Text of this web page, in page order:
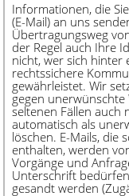
Informationen, die
(E-Mail) an uns
Übertragungsweg
der Regel auch Ihre
nicht, wer sich hinter
rechtssichere
gewährleistet. Wir
gegen unerwünschte
seltenen Fällen auch
automatisch als
löschen. E-Mails, die
enthalten, werden
Vorgänge und
Unterschrift
gesandt werden